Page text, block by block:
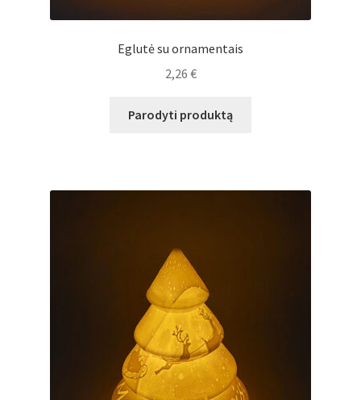
Eglutė su ornamentais
2,26 €
Parodyti produktą